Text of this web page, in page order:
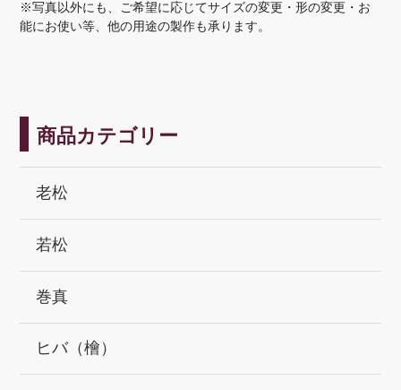
商品カテゴリー
老松
若松
巻真
ヒバ（檜）
※写真以外にも、ご希望に応じてサイズの変更・形の変更・お
能にお使い等、他の用途の製作も承ります。